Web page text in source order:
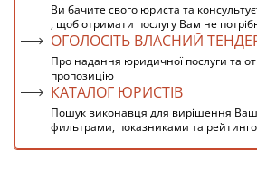
Ви бачите свого юриста та
, щоб отримати послугу Вам не
ОГОЛОСІТЬ ВЛАСНИЙ
Про надання юридичної послуги та
пропозицію
КАТАЛОГ ЮРИСТІВ
Пошук виконавця для вирішення
фильтрами, показниками та